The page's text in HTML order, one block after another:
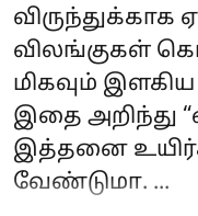
விருந்துக்காக
விலங்குகள்
மிகவும்
இதை அறிந்து
இத்தனை
வேண்டுமா. ...